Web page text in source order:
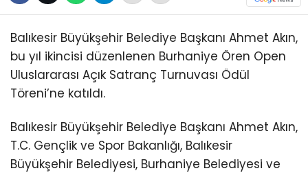
Balıkesir Büyükşehir Belediye Başkanı Ahmet Akın,
bu yıl ikincisi düzenlenen Burhaniye Ören Open
Uluslararası Açık Satranç Turnuvası Ödül
Töreni’ne katıldı.
Balıkesir Büyükşehir Belediye Başkanı Ahmet Akın,
T.C. Gençlik ve Spor Bakanlığı, Balıkesir
Büyükşehir Belediyesi, Burhaniye Belediyesi ve